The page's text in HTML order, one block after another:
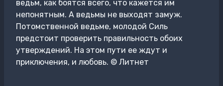
ведьм, как боятся всего, что кажется им
непонятным. А ведьмы не выходят замуж.
Потомственной ведьме, молодой Силь
предстоит проверить правильность обоих
утверждений. На этом пути ее ждут и
приключения, и любовь. © Литнет